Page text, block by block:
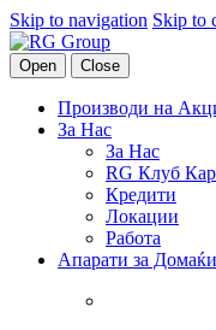
Skip to navigation Skip to
Open Close
Производи на
За Нас
За Нас
RG Клуб
Кредити
Локации
Работа
Апарати за